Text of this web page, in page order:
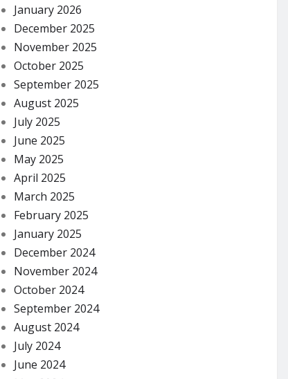
January 2026
December 2025
November 2025
October 2025
September 2025
August 2025
July 2025
June 2025
May 2025
April 2025
March 2025
February 2025
January 2025
December 2024
November 2024
October 2024
September 2024
August 2024
July 2024
June 2024